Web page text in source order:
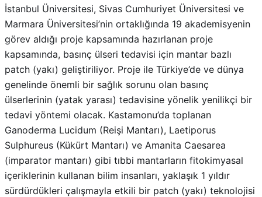
İstanbul Üniversitesi, Sivas Cumhuriyet Üniversitesi ve
Marmara Üniversitesi’nin ortaklığında 19 akademisyenin
görev aldığı proje kapsamında hazırlanan proje
kapsamında, basınç ülseri tedavisi için mantar bazlı
patch (yakı) geliştiriliyor. Proje ile Türkiye’de ve dünya
genelinde önemli bir sağlık sorunu olan basınç
ülserlerinin (yatak yarası) tedavisine yönelik yenilikçi bir
tedavi yöntemi olacak. Kastamonu’da toplanan
Ganoderma Lucidum (Reişi Mantarı), Laetiporus
Sulphureus (Kükürt Mantarı) ve Amanita Caesarea
(imparator mantarı) gibi tıbbi mantarların fitokimyasal
içeriklerinin kullanan bilim insanları, yaklaşık 1 yıldır
sürdürdükleri çalışmayla etkili bir patch (yakı) teknolojisi